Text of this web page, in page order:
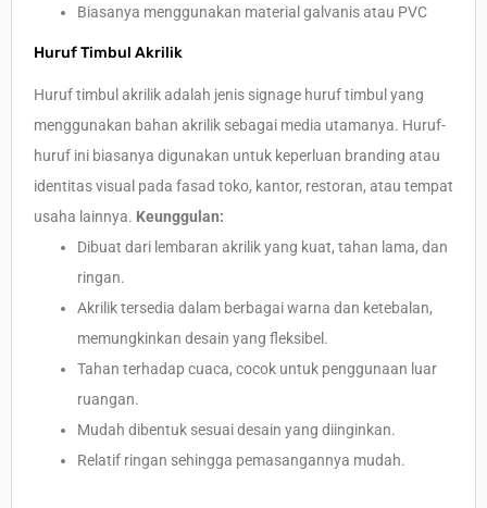
Biasanya menggunakan material galvanis atau PVC
Huruf Timbul Akrilik
Huruf timbul akrilik adalah jenis signage huruf timbul yang
menggunakan bahan akrilik sebagai media utamanya. Huruf-
huruf ini biasanya digunakan untuk keperluan branding atau
identitas visual pada fasad toko, kantor, restoran, atau tempat
usaha lainnya. Keunggulan:
Dibuat dari lembaran akrilik yang kuat, tahan lama, dan
ringan.
Akrilik tersedia dalam berbagai warna dan ketebalan,
memungkinkan desain yang fleksibel.
Tahan terhadap cuaca, cocok untuk penggunaan luar
ruangan.
Mudah dibentuk sesuai desain yang diinginkan.
Relatif ringan sehingga pemasangannya mudah.